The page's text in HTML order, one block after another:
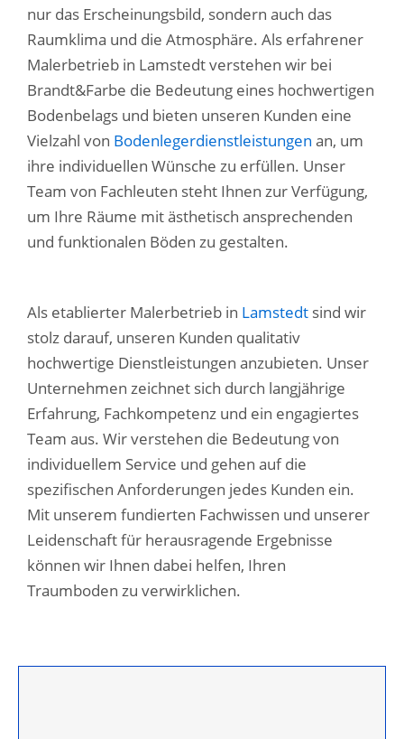
nur das Erscheinungsbild, sondern auch das
Raumklima und die Atmosphäre. Als erfahrener
Malerbetrieb in Lamstedt verstehen wir bei
Brandt&Farbe die Bedeutung eines hochwertigen
Bodenbelags und bieten unseren Kunden eine
Vielzahl von Bodenlegerdienstleistungen an, um
ihre individuellen Wünsche zu erfüllen. Unser
Team von Fachleuten steht Ihnen zur Verfügung,
um Ihre Räume mit ästhetisch ansprechenden
und funktionalen Böden zu gestalten.
Als etablierter Malerbetrieb in Lamstedt sind wir
stolz darauf, unseren Kunden qualitativ
hochwertige Dienstleistungen anzubieten. Unser
Unternehmen zeichnet sich durch langjährige
Erfahrung, Fachkompetenz und ein engagiertes
Team aus. Wir verstehen die Bedeutung von
individuellem Service und gehen auf die
spezifischen Anforderungen jedes Kunden ein.
Mit unserem fundierten Fachwissen und unserer
Leidenschaft für herausragende Ergebnisse
können wir Ihnen dabei helfen, Ihren
Traumboden zu verwirklichen.